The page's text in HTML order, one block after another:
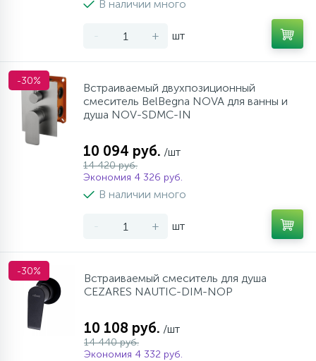
Возврат товара
В наличии много
- + шт
-30%
Встраиваемый двухпозиционный
смеситель BelBegna NOVA для ванны и
душа NOV-SDMC-IN
10 094 руб. /шт
14 420 руб.
Экономия 4 326 руб.
В наличии много
- + шт
-30%
Встраиваемый смеситель для душа
CEZARES NAUTIC-DIM-NOP
10 108 руб. /шт
14 440 руб.
Экономия 4 332 руб.